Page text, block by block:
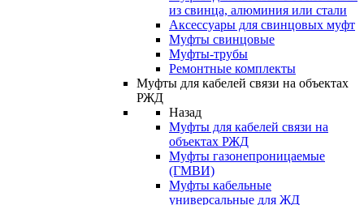
из свинца, алюминия или стали
Аксессуары для свинцовых муфт
Муфты свинцовые
Муфты-трубы
Ремонтные комплекты
Муфты для кабелей связи на объектах
РЖД
Назад
Муфты для кабелей связи на
объектах РЖД
Муфты газонепроницаемые
(ГМВИ)
Муфты кабельные
универсальные для ЖД